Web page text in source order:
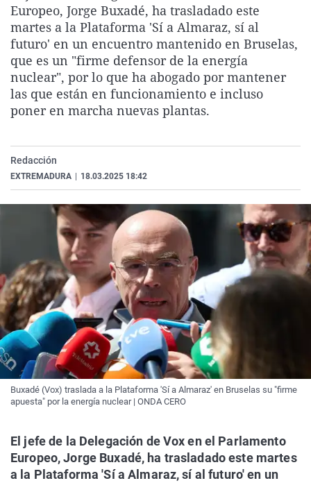
La rosa de los vientos
Gente viajera
Como el perro y el
Caso
Retornados
Equipo de
Operación Viuda
Extremadura
Galicia
La Rioja
Navarra
País Vasco
Virales
Televisión
Elecciones
Europeo, Jorge Buxadé, ha trasladado este
martes a la Plataforma 'Sí a Almaraz, sí al
futuro' en un encuentro mantenido en Bruselas,
que es un "firme defensor de la energía
nuclear", por lo que ha abogado por mantener
las que están en funcionamiento e incluso
poner en marcha nuevas plantas.
Redacción
EXTREMADURA 18.03.2025 18:42
Buxadé (Vox) traslada a la Plataforma 'Sí a Almaraz' en Bruselas su "firme
apuesta" por la energía nuclear | ONDA CERO
El jefe de la Delegación de Vox en el Parlamento
Europeo, Jorge Buxadé, ha trasladado este martes
a la Plataforma 'Sí a Almaraz, sí al futuro' en un